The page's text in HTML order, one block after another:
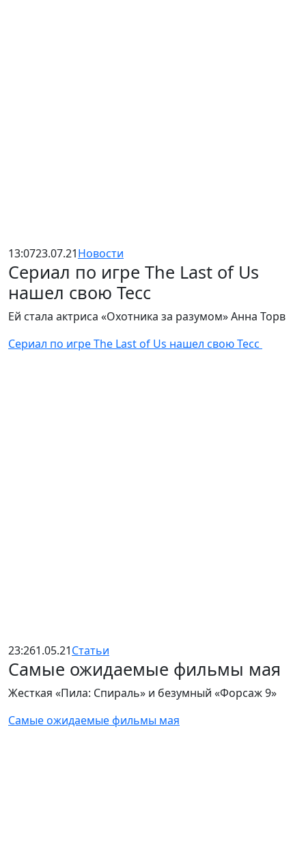
13:0723.07.21Новости
Сериал по игре The Last of Us
нашел свою Тесс
Ей стала актриса «Охотника за разумом» Анна Торв
Сериал по игре The Last of Us нашел свою Тесс
23:261.05.21Статьи
Самые ожидаемые фильмы мая
Жесткая «Пила: Спираль» и безумный «Форсаж 9»
Самые ожидаемые фильмы мая